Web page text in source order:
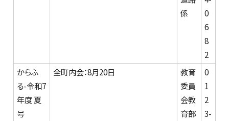
係
0
6
8
2
からふ
る-令和7
年度 夏
号
全町内会：8月20日
教育
委員
会教
育部
0
1
2
3-